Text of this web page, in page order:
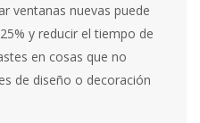
ventanas nuevas puede
y reducir el tiempo de
en cosas que no
de diseño o decoración